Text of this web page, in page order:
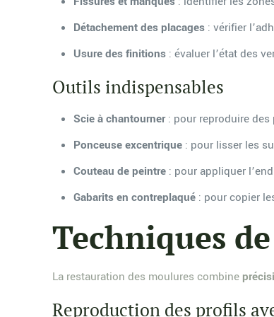
Détachement des placages : vérifier
Usure des finitions : évaluer l’état des
Outils indispensables
Scie à chantourner: pour reproduire des
Ponceuse excentrique : pour lisser les
Couteau de peintre : pour appliquer
Gabarits en contreplaqué : pour copier
Techniques
La restauration des moulures combine
Reproduction des profils